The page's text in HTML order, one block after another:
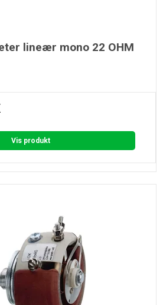
lineær mono 22 OHM
Vis produkt